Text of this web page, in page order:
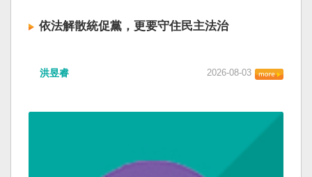
依法解散統促黨，更要守住民主法治
洪昱睿 2026-08-03